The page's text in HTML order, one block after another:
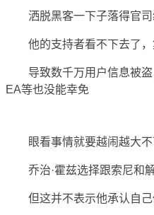
洒脱黑客一下子落得官
他的支持者看不下去了
导致数千万用户信息被
EA等也没能幸免
眼看事情就要越闹越大
乔治·霍兹选择跟索尼和
但这并不表示他承认自